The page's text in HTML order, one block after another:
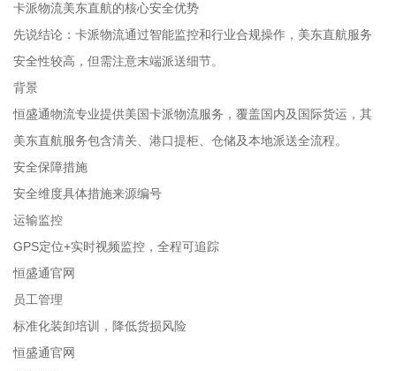
卡派物流美东直航的核心安全优势
先说结论：卡派物流通过智能监控和行业合规操作，美东直航服务
安全性较高，但需注意末端派送细节。
背景
恒盛通物流专业提供美国卡派物流服务，覆盖国内及国际货运，其
美东直航服务包含清关、港口提柜、仓储及本地派送全流程。
安全保障措施
安全维度具体措施来源编号
运输监控
GPS定位+实时视频监控，全程可追踪
恒盛通官网
员工管理
标准化装卸培训，降低货损风险
恒盛通官网